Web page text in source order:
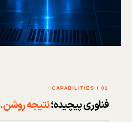
01 / CAPABILITIES
فناوری پیچیده؛نتیجه روشن.